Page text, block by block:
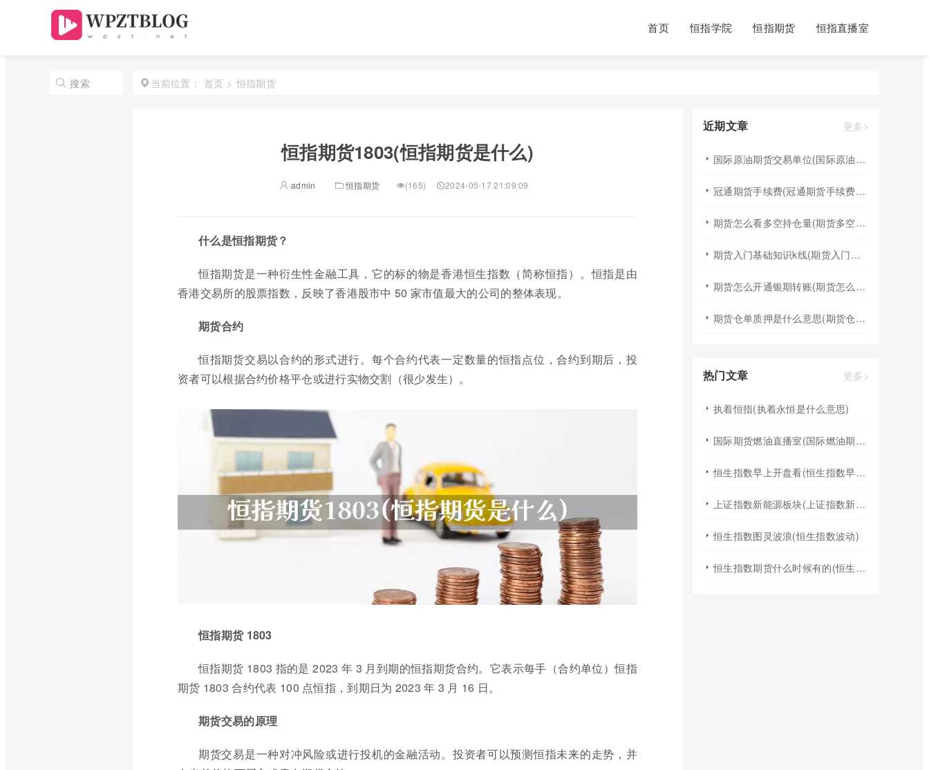
首页 恒指学院 恒指期货 恒指直播室
搜索 当前位置： 首页 > 恒指期货
恒指期货1803(恒指期货是什么)
admin 恒指期货 (165) 2024-05-17 21:09:09
什么是恒指期货？
恒指期货是一种衍生性金融工具，它的标的物是香港恒生指数（简称恒指）。恒指是由
香港交易所的股票指数，反映了香港股市中 50 家市值最大的公司的整体表现。
期货合约
恒指期货交易以合约的形式进行。每个合约代表一定数量的恒指点位，合约到期后，投
资者可以根据合约价格平仓或进行实物交割（很少发生）。
恒指期货 1803
恒指期货 1803 指的是 2023 年 3 月到期的恒指期货合约。它表示每手（合约单位）恒指
期货 1803 合约代表 100 点恒指，到期日为 2023 年 3 月 16 日。
期货交易的原理
期货交易是一种对冲风险或进行投机的金融活动。投资者可以预测恒指未来的走势，并
近期文章 更多>
国际原油期货交易单位(国际原油期货交易单位包括)
冠通期货手续费(冠通期货手续费返还比例)
期货怎么看多空持仓量(期货多空持仓量指标公式)
期货入门基础知识k线(期货入门基础知识k线图)
期货怎么开通银期转账(期货怎么开通银期转账权限)
期货仓单质押是什么意思(期货仓单质押流程)
热门文章 更多>
执着恒指(执着永恒是什么意思)
国际期货燃油直播室(国际燃油期货行情)
恒生指数早上开盘看(恒生指数早上几点开盘)
上证指数新能源板块(上证指数新能源板块行情)
恒生指数图灵波浪(恒生指数波动)
恒生指数期货什么时候有的(恒生指数期货交易时间段)